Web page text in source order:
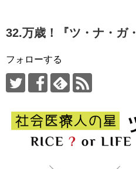
32.万歳！『ツ・ナ・ガ
フォローする